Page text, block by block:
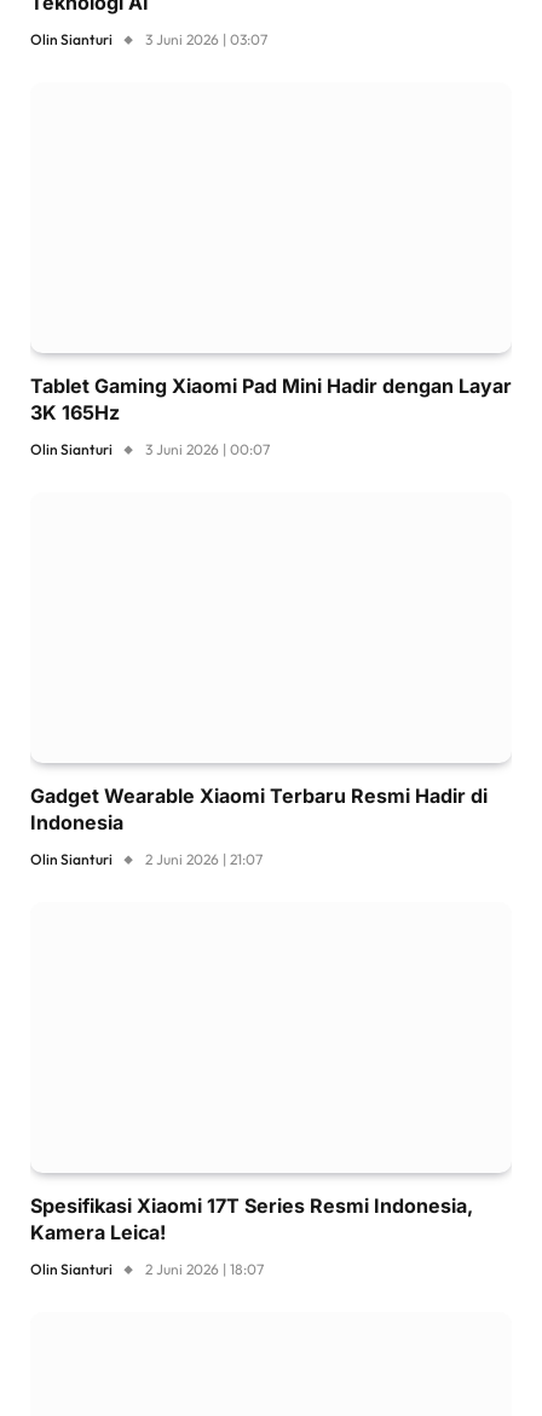
Olin Sianturi 3 Juni 2026 | 03:07
Tablet Gaming Xiaomi Pad Mini Hadir dengan Layar
3K 165Hz
Olin Sianturi 3 Juni 2026 | 00:07
Gadget Wearable Xiaomi Terbaru Resmi Hadir di
Indonesia
Olin Sianturi 2 Juni 2026 | 21:07
Spesifikasi Xiaomi 17T Series Resmi Indonesia,
Kamera Leica!
Olin Sianturi 2 Juni 2026 | 18:07